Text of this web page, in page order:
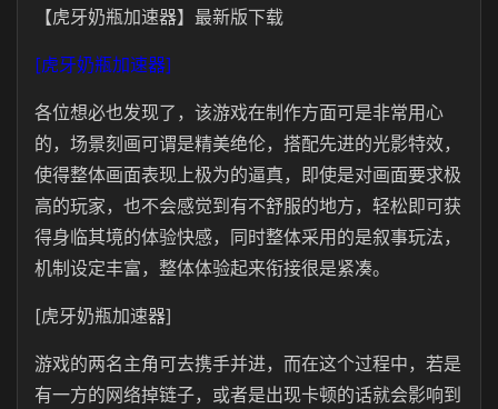
【虎牙奶瓶加速器】最新版下载
[虎牙奶瓶加速器]
各位想必也发现了，该游戏在制作方面可是非常用心
的，场景刻画可谓是精美绝伦，搭配先进的光影特效，
使得整体画面表现上极为的逼真，即使是对画面要求极
高的玩家，也不会感觉到有不舒服的地方，轻松即可获
得身临其境的体验快感，同时整体采用的是叙事玩法，
机制设定丰富，整体体验起来衔接很是紧凑。
[虎牙奶瓶加速器]
游戏的两名主角可去携手并进，而在这个过程中，若是
有一方的网络掉链子，或者是出现卡顿的话就会影响到